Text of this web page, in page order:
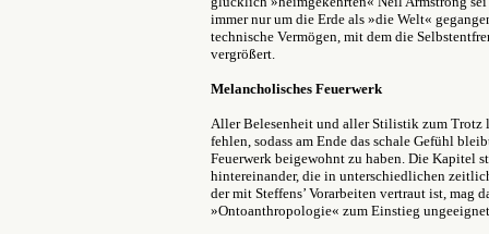
immer nur um die Erde als »die Welt«
technische Vermögen, mit dem die
vergrößert.
Melancholisches Feuerwerk
Aller Belesenheit und aller Stilistik zum Trotz
fehlen, sodass am Ende das schale Gefühl
Feuerwerk beigewohnt zu haben. Die Kapitel
hintereinander, die in unterschiedlichen
der mit Steffens’ Vorarbeiten vertraut ist, mag
»Ontoanthropologie« zum Einstieg